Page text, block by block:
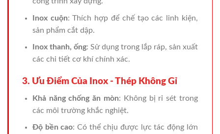
Inox cuộn: Thích hợp để chế tạo các linh kiện,
sản phẩm cắt dập.
Inox thanh, ống: Sử dụng trong lắp ráp, sản xuất
các chi tiết cơ khí chính xác.
3. Ưu Điểm Của Inox - Thép Không Gỉ
Khả năng chống ăn mòn: Không bị rỉ sét trong
các môi trường khắc nghiệt.
Độ bền cao: Có thể chịu được lực tác động lớn